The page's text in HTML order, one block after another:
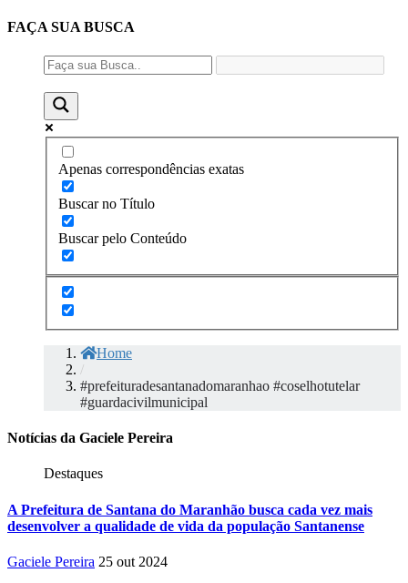
FAÇA SUA BUSCA
Apenas correspondências exatas
Buscar no Título
Buscar pelo Conteúdo
Home
/
#prefeituradesantanadomaranhao #coselhotutelar
#guardacivilmunicipal
Notícias da Gaciele Pereira
Destaques
A Prefeitura de Santana do Maranhão busca cada vez mais
desenvolver a qualidade de vida da população Santanense
Gaciele Pereira 25 out 2024